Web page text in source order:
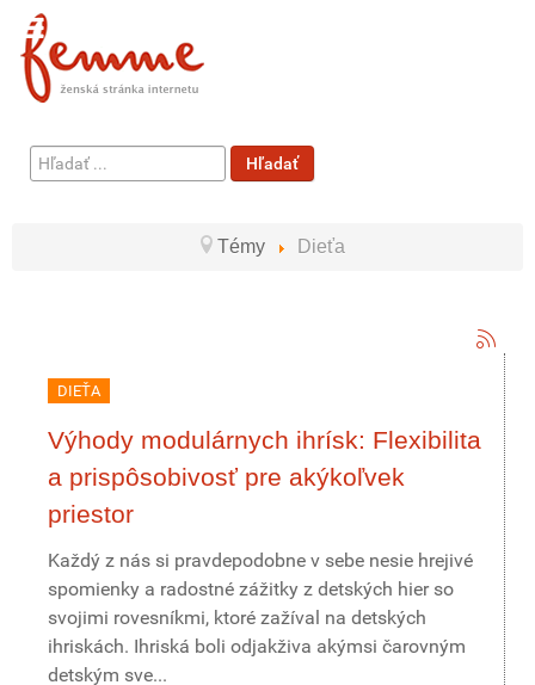
Hľadať
...
Hľadať
Témy Dieťa
DIEŤA
Výhody modulárnych ihrísk: Flexibilita
a prispôsobivosť pre akýkoľvek
priestor
Každý z nás si pravdepodobne v sebe nesie hrejivé
spomienky a radostné zážitky z detských hier so
svojimi rovesníkmi, ktoré zažíval na detských
ihriskách. Ihriská boli odjakživa akýmsi čarovným
detským sve...